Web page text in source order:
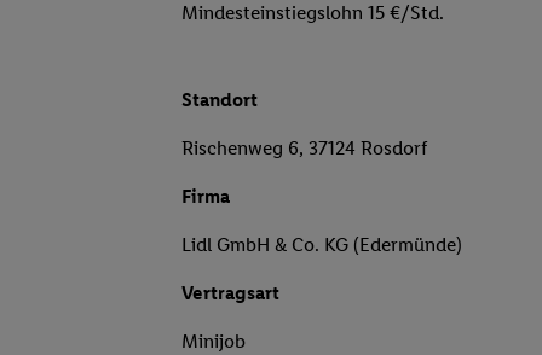
Mindesteinstiegslohn 15 €/Std.
Standort
Rischenweg 6, 37124 Rosdorf
Firma
Lidl GmbH & Co. KG (Edermünde)
Vertragsart
Minijob